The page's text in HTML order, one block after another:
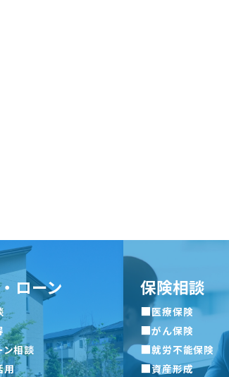
ローン
ン相談
用
保険相談
■医療保険
■がん保険
■就労不能保険
■資産形成